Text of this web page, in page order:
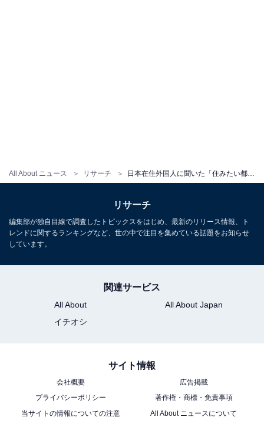
All About ニュース リサーチ 日本在住外国人に聞いた「住みたい都道府県」ランキング！ 大阪府を抑えた1位は？
リサーチ
編集部が独自目線で調査したトピックスをはじめ、最新のリリース情報、ト
レンドに関するランキングなど、世の中で注目を集めている話題をお知らせ
しています。
関連サービス
All About
All About Japan
イチオシ
サイト情報
会社概要
広告掲載
プライバシーポリシー
著作権・商標・免責事項
当サイトの情報についての注意
All About ニュースについて